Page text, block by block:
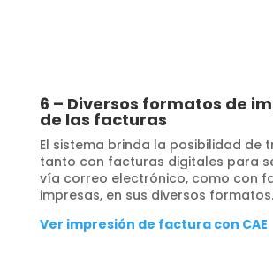
6 – Diversos formatos de
de las facturas
El sistema brinda la posibilidad de
tanto con facturas digitales para
vía correo electrónico, como con
impresas, en sus diversos formatos.
Ver impresión de factura con CAE